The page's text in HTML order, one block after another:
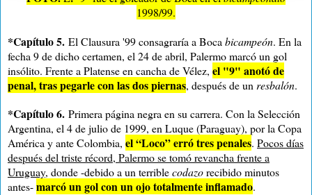
1998/99.
*Capítulo 5. El Clausura '99 consagraría a Boca bicampeón. En la
fecha 9 de dicho certamen, el 24 de abril, Palermo marcó un gol
insólito. Frente a Platense en cancha de Vélez, el "9" anotó de
penal, tras pegarle con las dos piernas, después de un resbalón.
*Capítulo 6. Primera página negra en su carrera. Con la Selección
Argentina, el 4 de julio de 1999, en Luque (Paraguay), por la Copa
América y ante Colombia, el “Loco” erró tres penales. Pocos días
después del triste récord, Palermo se tomó revancha frente a
Uruguay, donde -debido a un terriblecodazorecibido minutos
antes-marcó un gol con un ojo totalmente inflamado.